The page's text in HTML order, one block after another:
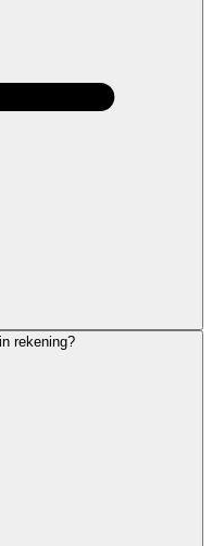
rekening?